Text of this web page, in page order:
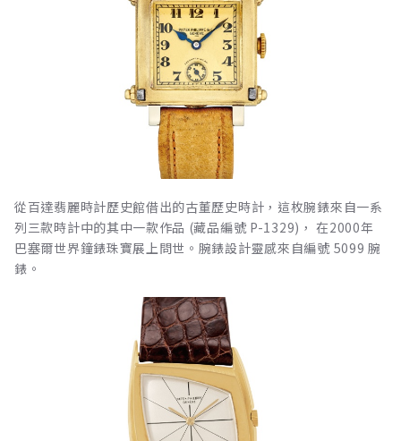
從百達翡麗時計歷史館借出的古董歷史時計，這枚腕錶來自一系
列三款時計中的其中一款作品 (藏品編號 P-1329)， 在2000年
巴塞爾世界鐘錶珠寶展上問世。腕錶設計靈感來自編號 5099 腕
錶。